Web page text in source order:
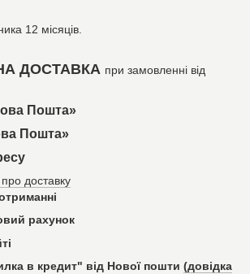
12 місяців.
ДОСТАВКА при замовленні від
Пошта»
Пошта»
доставку
рахунок
в кредит" від Нової пошти (довідка